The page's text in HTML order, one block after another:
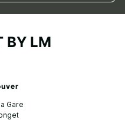
BY LM
Gare